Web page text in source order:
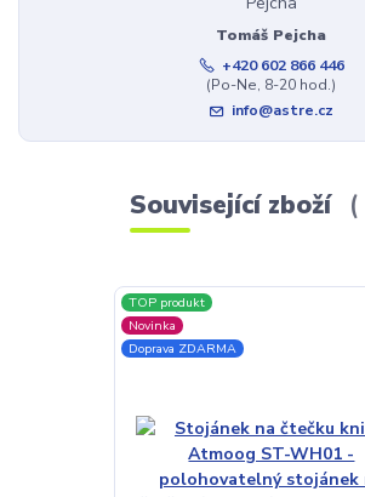
Tomáš Pejcha
+420 602 866 446
(Po-Ne, 8-20 hod.)
info@astre.cz
Související zboží
TOP produkt
Novinka
Doprava ZDARMA